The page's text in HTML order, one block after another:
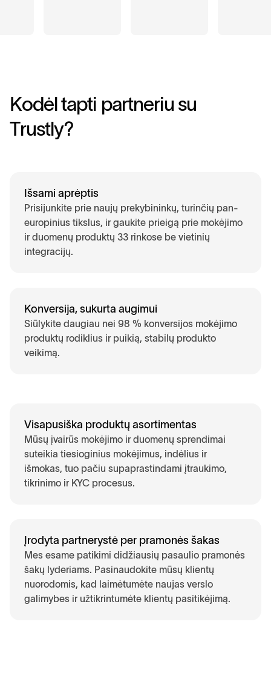
Kodėltapti partneriu su
Trustly?
Išsami aprėptis
Prisijunkite prie naujų prekybininkų, turinčių pan-
europinius tikslus, ir gaukite prieigą prie mokėjimo
ir duomenų produktų 33 rinkose be vietinių
integracijų.
Konversija, sukurta augimui
Siūlykite daugiau nei 98 % konversijos mokėjimo
produktų rodiklius ir puikią, stabilų produkto
veikimą.
Visapusiška produktų asortimentas
Mūsų įvairūs mokėjimo ir duomenų sprendimai
suteikia tiesioginius mokėjimus, indėlius ir
išmokas, tuo pačiu supaprastindami įtraukimo,
tikrinimo ir KYC procesus.
Įrodyta partnerystė per pramonės šakas
Mes esame patikimi didžiausių pasaulio pramonės
šakų lyderiams. Pasinaudokite mūsų klientų
nuorodomis, kad laimėtumėte naujas verslo
galimybes ir užtikrintumėte klientų pasitikėjimą.